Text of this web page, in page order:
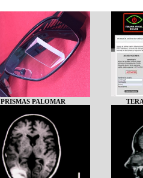
PRISMAS PALOMAR